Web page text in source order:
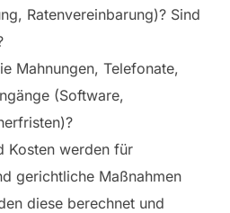
Ratenvereinbarung)? Sind
Mahnungen, Telefonate,
(Software,
Kosten werden für
gerichtliche Maßnahmen
diese berechnet und